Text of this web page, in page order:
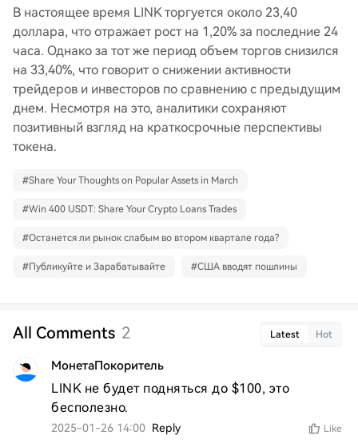
В настоящее время LINK торгуется около 23,40
доллара, что отражает рост на 1,20% за последние 24
часа. Однако за тот же период объем торгов снизился
на 33,40%, что говорит о снижении активности
трейдеров и инвесторов по сравнению с предыдущим
днем. Несмотря на это, аналитики сохраняют
позитивный взгляд на краткосрочные перспективы
токена.
#Share Your Thoughts on Popular Assets in March
#Win 400 USDT: Share Your Crypto Loans Trades
#Останется ли рынок слабым во втором квартале года?
#Публикуйте и Зарабатывайте #США вводят пошлины
All Comments 2 Latest Hot
МонетаПокоритель
LINK не будет подняться до $100, это
бесполезно.
2025-01-26 14:00 Reply Like